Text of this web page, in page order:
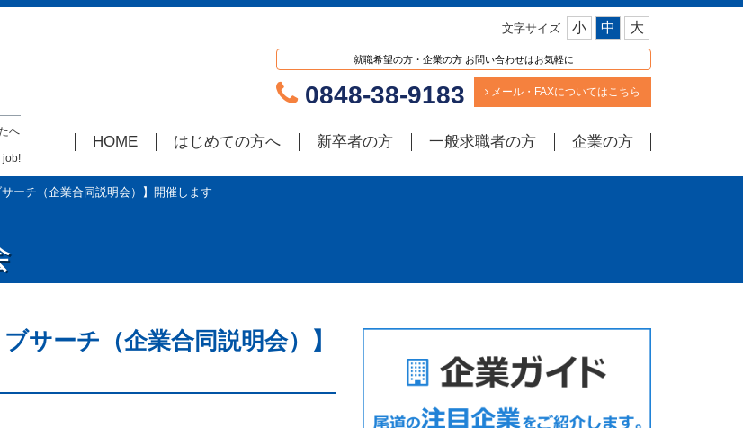
へ
job!
文字サイズ 小 中 大
就職希望の方・企業の方 お問い合わせはお気軽に
0848-38-9183 メール・FAXについてはこちら
HOME はじめての方へ 新卒者の方 一般求職者の方 企業の方
ーチ（企業合同説明会）】開催します
サーチ（企業合同説明会）】